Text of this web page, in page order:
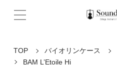
TOP バイオリンケース
BAM L’Etoile Hi